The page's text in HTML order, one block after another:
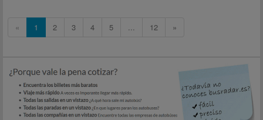
« 1 2 3 4 5 ... 12 »